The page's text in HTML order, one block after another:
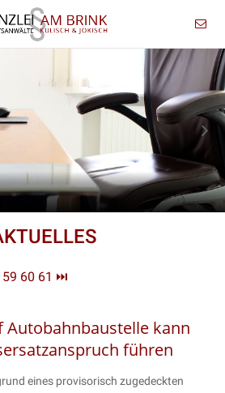
59 60 61 ⏭
Autobahnbaustelle kann
führen
eines provisorisch zugedeckten